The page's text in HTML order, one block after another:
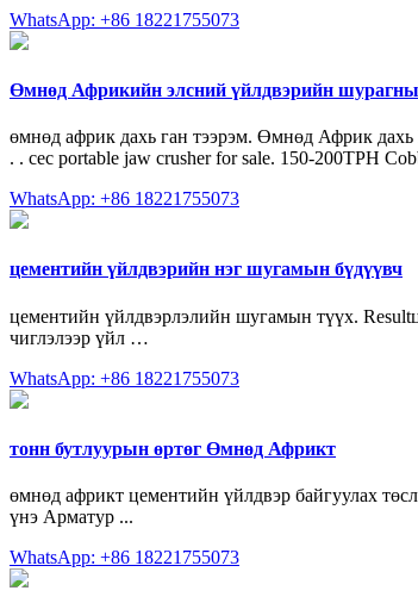
WhatsApp: +86 18221755073
Өмнөд Африкийн элсний үйлдвэрийн шурагны
өмнөд африк дахь ган тээрэм. Өмнөд Африк дахь
. . cec portable jaw crusher for sale. 150-200TPH
WhatsApp: +86 18221755073
цементийн үйлдвэрийн нэг шугамын бүдүүвч
цементийн үйлдвэрлэлийн шугамын түүх.
чиглэлээр үйл …
WhatsApp: +86 18221755073
тонн бутлуурын өртөг Өмнөд Африкт
өмнөд африкт цементийн үйлдвэр байгуулах
үнэ Арматур ...
WhatsApp: +86 18221755073